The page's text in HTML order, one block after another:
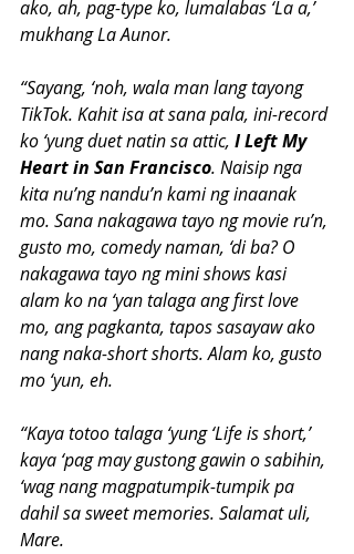
ako, ah, pag-type ko, lumalabas ‘La a,’
mukhang La Aunor.
“Sayang, ‘noh, wala man lang tayong
TikTok. Kahit isa at sana pala, ini-record
ko ‘yung duet natin sa attic, I Left My
Heart in San Francisco. Naisip nga
kita nu’ng nandu’n kami ng inaanak
mo. Sana nakagawa tayo ng movie ru’n,
gusto mo, comedy naman, ‘di ba? O
nakagawa tayo ng mini shows kasi
alam ko na ‘yan talaga ang first love
mo, ang pagkanta, tapos sasayaw ako
nang naka-short shorts. Alam ko, gusto
mo ‘yun, eh.
“Kaya totoo talaga ‘yung ‘Life is short,’
kaya ‘pag may gustong gawin o sabihin,
‘wag nang magpatumpik-tumpik pa
dahil sa sweet memories. Salamat uli,
Mare.